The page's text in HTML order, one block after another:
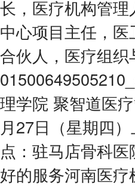
长，医疗机构管
中心项目主任，
合伙人，医疗组织
理学院 聚智道医
月27日（星期四
点：驻马店骨科
好的服务河南医疗